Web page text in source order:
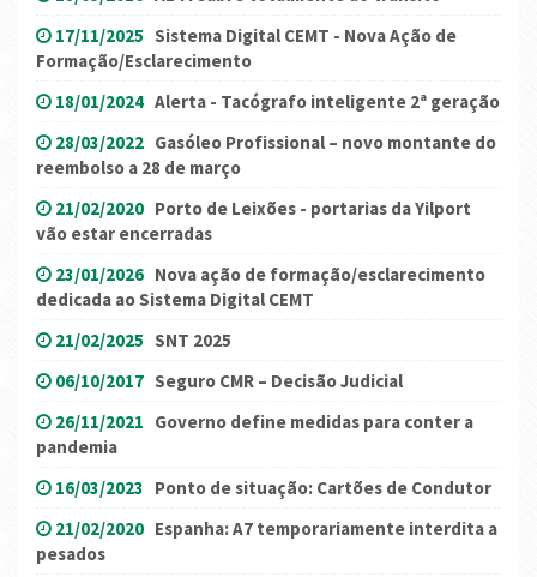
17/11/2025 Sistema Digital CEMT - Nova Ação de
Formação/Esclarecimento
18/01/2024 Alerta - Tacógrafo inteligente 2ª geração
28/03/2022 Gasóleo Profissional – novo montante do
reembolso a 28 de março
21/02/2020 Porto de Leixões - portarias da Yilport
vão estar encerradas
23/01/2026 Nova ação de formação/esclarecimento
dedicada ao Sistema Digital CEMT
21/02/2025 SNT 2025
06/10/2017 Seguro CMR – Decisão Judicial
26/11/2021 Governo define medidas para conter a
pandemia
16/03/2023 Ponto de situação: Cartões de Condutor
21/02/2020 Espanha: A7 temporariamente interdita a
pesados